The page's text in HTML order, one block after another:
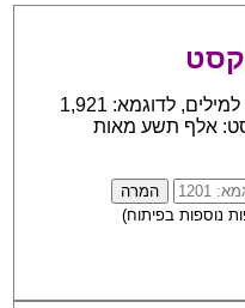
כתבו את המספר אותו יש להפוך למילים, לדוגמא: 1,921
אלף תשע מאות
נוספות בפיתוח)